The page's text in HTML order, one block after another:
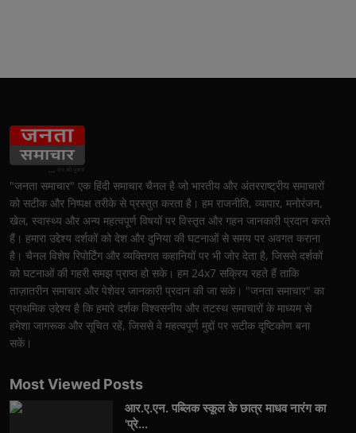
"जनता समाचार" एक हिंदी समाचार चैनल है जो भारतीय और अंतरराष्ट्रीय समाचारों
को सटीक और निष्पक्ष तरीके से प्रस्तुत करता है। हम राजनीति, व्यापार, मनोरंजन,
खेल, स्वास्थ्य और अन्य महत्वपूर्ण विषयों पर विस्तृत और गहन जानकारी प्रदान करते
हैं। हमारा उद्देश्य दर्शकों को देश और दुनिया की घटनाओं से समय पर अवगत कराना
है। चैनल विशेष रिपोर्टिंग और व्यक्तिगत कहानियों पर भी जोर देता है, जिससे दर्शकों
को घटनाओं की गहरी समझ प्राप्त हो सके। हम 24x7 सक्रिय रहते हैं ताकि
ताज़ातरीन समाचार और पेशेवर जानकारी प्रदान की जा सके। "जनता समाचार" का
प्राथमिक उद्देश्य है कि हमारे दर्शक विश्वसनीय और तटस्थ समाचारों के माध्यम से
हमेशा जागरूक और सूचित रहें, जिससे वे महत्वपूर्ण मुद्दों पर सटीक दृष्टिकोण बना
सकें।
Most Viewed Posts
आर.ए.एन. पब्लिक स्कूल के छात्र माधव नारंग का
'प्रे...